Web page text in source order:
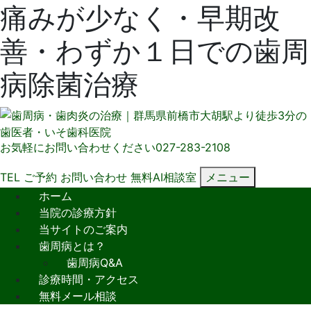
痛みが少なく・早期改
善・わずか１日での歯周
病除菌治療
お気軽にお問い合わせください027-283-2108
TEL ご予約 お問い合わせ 無料AI相談室
メニュー
ホーム
当院の診療方針
当サイトのご案内
歯周病とは？
歯周病Q&A
診療時間・アクセス
無料メール相談